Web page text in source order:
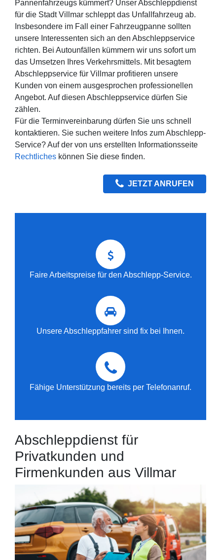
Pannenfahrzeugs kümmert? Unser Abschleppdienst
für die Stadt Villmar schleppt das Unfallfahrzeug ab.
Insbesondere im Fall einer Fahrzeugpanne sollten
unsere Interessenten sich an den Abschleppservice
richten. Bei Autounfällen kümmern wir uns sofort um
das Umsetzen Ihres Verkehrsmittels. Mit besagtem
Abschleppservice für Villmar profitieren unsere
Kunden von einem ausgesprochen professionellen
Angebot. Auf diesen Abschleppservice dürfen Sie
zählen.
Für die Terminvereinbarung dürfen Sie uns schnell
kontaktieren. Sie suchen weitere Infos zum Abschlepp-
Service? Auf der von uns erstellten Informationsseite
Rechtliches können Sie diese finden.
JETZT ANRUFEN
Faire Arbeitspreise für den Abschlepp-Service.
Unsere Abschleppfahrer sind fix bei Ihnen.
Fähige Unterstützung bereits per Telefonanruf.
Abschleppdienst für
Privatkunden und
Firmenkunden aus Villmar